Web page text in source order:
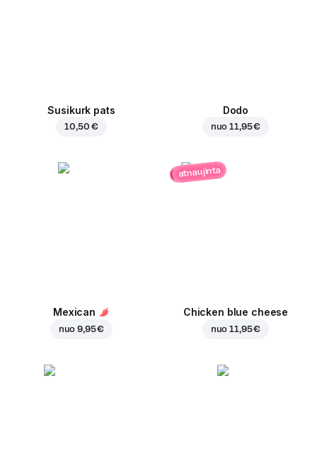
Susikurk pats
10,50 €
Dodo
nuo11,95 €
Mexican
nuo9,95 €
atnaujinta
Chicken blue cheese
nuo11,95 €